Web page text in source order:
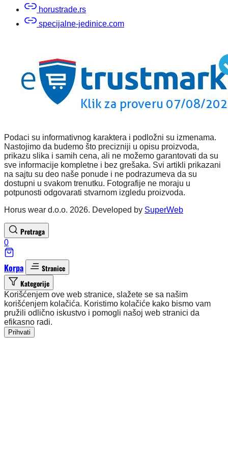
horustrade.rs
specijalne-jedinice.com
Podaci su informativnog karaktera i podložni su izmenama.
Nastojimo da budemo što precizniji u opisu proizvoda,
prikazu slika i samih cena, ali ne možemo garantovati da su
sve informacije kompletne i bez grešaka. Svi artikli prikazani
na sajtu su deo naše ponude i ne podrazumeva da su
dostupni u svakom trenutku. Fotografije ne moraju u
potpunosti odgovarati stvarnom izgledu proizvoda.
Horus wear d.o.o. 2026. Developed by SuperWeb
Pretraga
0
Korpa
Stranice
Kategorije
Korišćenjem ove web stranice, slažete se sa našim
korišćenjem kolačića. Koristimo kolačiće kako bismo vam
pružili odlično iskustvo i pomogli našoj web stranici da
efikasno radi.
Prihvati